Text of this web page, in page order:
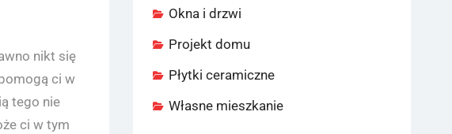
nikt się
ci w
tego nie
ci w tym
Okna i drzwi
Projekt domu
Płytki ceramiczne
Własne mieszkanie